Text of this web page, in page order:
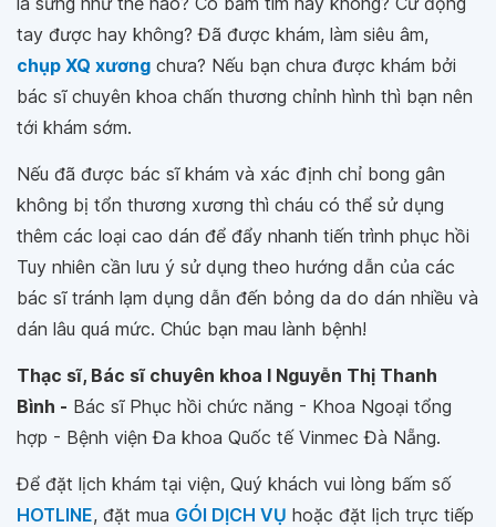
tay được hay không? Đã được khám, làm siêu âm,
chụp XQ xương chưa? Nếu bạn chưa được khám bởi
bác sĩ chuyên khoa chấn thương chỉnh hình thì bạn nên
tới khám sớm.
Nếu đã được bác sĩ khám và xác định chỉ bong gân
không bị tổn thương xương thì cháu có thể sử dụng
thêm các loại cao dán để đẩy nhanh tiến trình phục hồi
Tuy nhiên cần lưu ý sử dụng theo hướng dẫn của các
bác sĩ tránh lạm dụng dẫn đến bỏng da do dán nhiều và
dán lâu quá mức. Chúc bạn mau lành bệnh!
Thạc sĩ, Bác sĩ chuyên khoa I Nguyễn Thị Thanh
Bình - Bác sĩ Phục hồi chức năng - Khoa Ngoại tổng
hợp - Bệnh viện Đa khoa Quốc tế Vinmec Đà Nẵng.
Để đặt lịch khám tại viện, Quý khách vui lòng bấm số
HOTLINE, đặt mua GÓI DỊCH VỤ hoặc đặt lịch trực tiếp